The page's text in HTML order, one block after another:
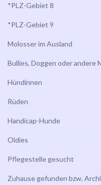
*PLZ-Gebiet 8
*PLZ-Gebiet 9
Molosser im Ausland
Bullies, Doggen oder andere
Hündinnen
Rüden
Handicap-Hunde
Oldies
Pflegestelle gesucht
Zuhause gefunden bzw.